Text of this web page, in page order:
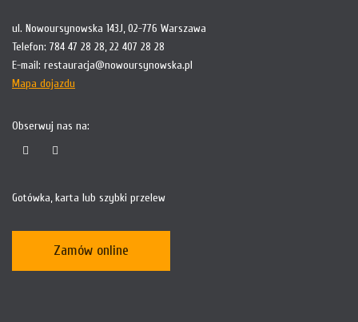
ul. Nowoursynowska 143J, 02-776 Warszawa
Telefon: 784 47 28 28,22 407 28 28
E-mail: restauracja@nowoursynowska.pl
Mapa dojazdu
Obserwuj nas na:
Gotówka, karta lub szybki przelew
Zamów online